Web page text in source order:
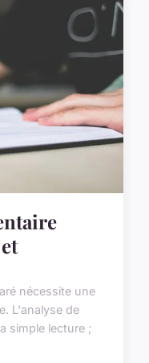
nécessite une
L'analyse de
simple lecture ;